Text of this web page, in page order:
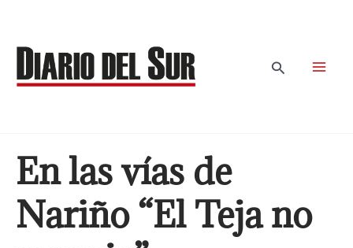
contenido
Buscar
En las vías de
Nariño “El Teja no